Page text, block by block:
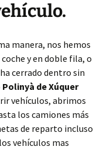
manera, nos hemos
y en doble fila, o
cerrado dentro sin
de Xúquer
vehículos, abrimos
los camiones más
de reparto incluso
vehículos mas